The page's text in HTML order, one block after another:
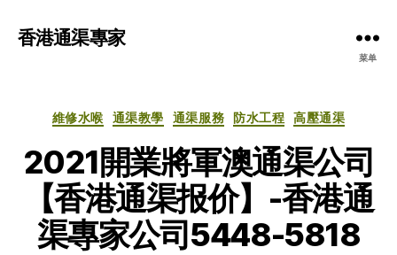
香港通渠專家
菜单
分
維修水喉 通渠教學 通渠服務 防水工程 高壓通渠
2021開業將軍澳通渠公司
【香港通渠报价】-香港通
渠專家公司5448-5818